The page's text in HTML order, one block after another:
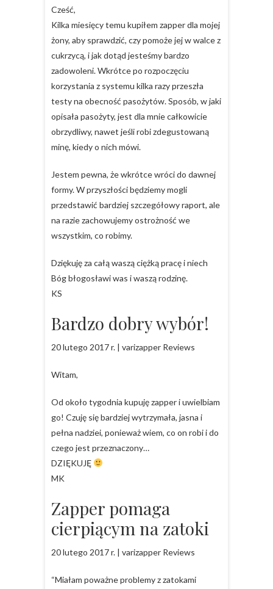
Cześć,
Kilka miesięcy temu kupiłem zapper dla mojej
żony, aby sprawdzić, czy pomoże jej w walce z
cukrzycą, i jak dotąd jesteśmy bardzo
zadowoleni. Wkrótce po rozpoczęciu
korzystania z systemu kilka razy przeszła
testy na obecność pasożytów. Sposób, w jaki
opisała pasożyty, jest dla mnie całkowicie
obrzydliwy, nawet jeśli robi zdegustowaną
minę, kiedy o nich mówi.
Jestem pewna, że wkrótce wróci do dawnej
formy. W przyszłości będziemy mogli
przedstawić bardziej szczegółowy raport, ale
na razie zachowujemy ostrożność we
wszystkim, co robimy.
Dziękuję za całą waszą ciężką pracę i niech
Bóg błogosławi was i waszą rodzinę.
KS
Bardzo dobry wybór!
20 lutego 2017 r. | varizapper Reviews
Witam,
Od około tygodnia kupuję zapper i uwielbiam
go! Czuję się bardziej wytrzymała, jasna i
pełna nadziei, ponieważ wiem, co on robi i do
czego jest przeznaczony…
DZIĘKUJĘ
MK
Zapper pomaga
cierpiącym na zatoki
20 lutego 2017 r. | varizapper Reviews
“Miałam poważne problemy z zatokami